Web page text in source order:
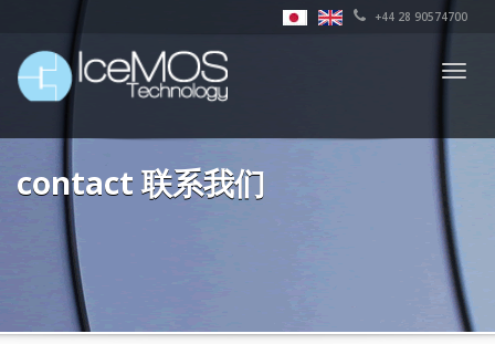
+44 28 90574700
contact 联系我们